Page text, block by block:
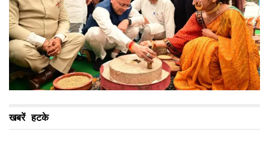
खबरें हटके